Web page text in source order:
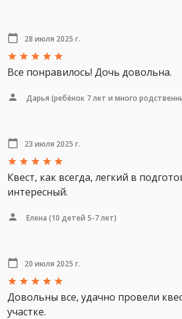
28 июля 2025 г.
Все понравилось! Дочь довольна.
Дарья (ребёнок 7 лет и много
23 июля 2025 г.
Квест, как всегда, легкий в
интересный.
Елена (10 детей 5-7 лет)
20 июля 2025 г.
Довольны все, удачно провели
участке.